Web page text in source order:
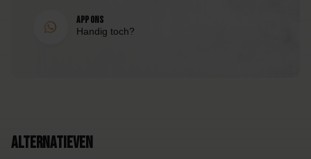
8998340154014
App ons
Handig toch?
Alternatieven